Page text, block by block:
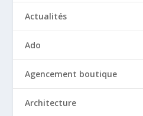
Actualités
Ado
Agencement boutique
Architecture